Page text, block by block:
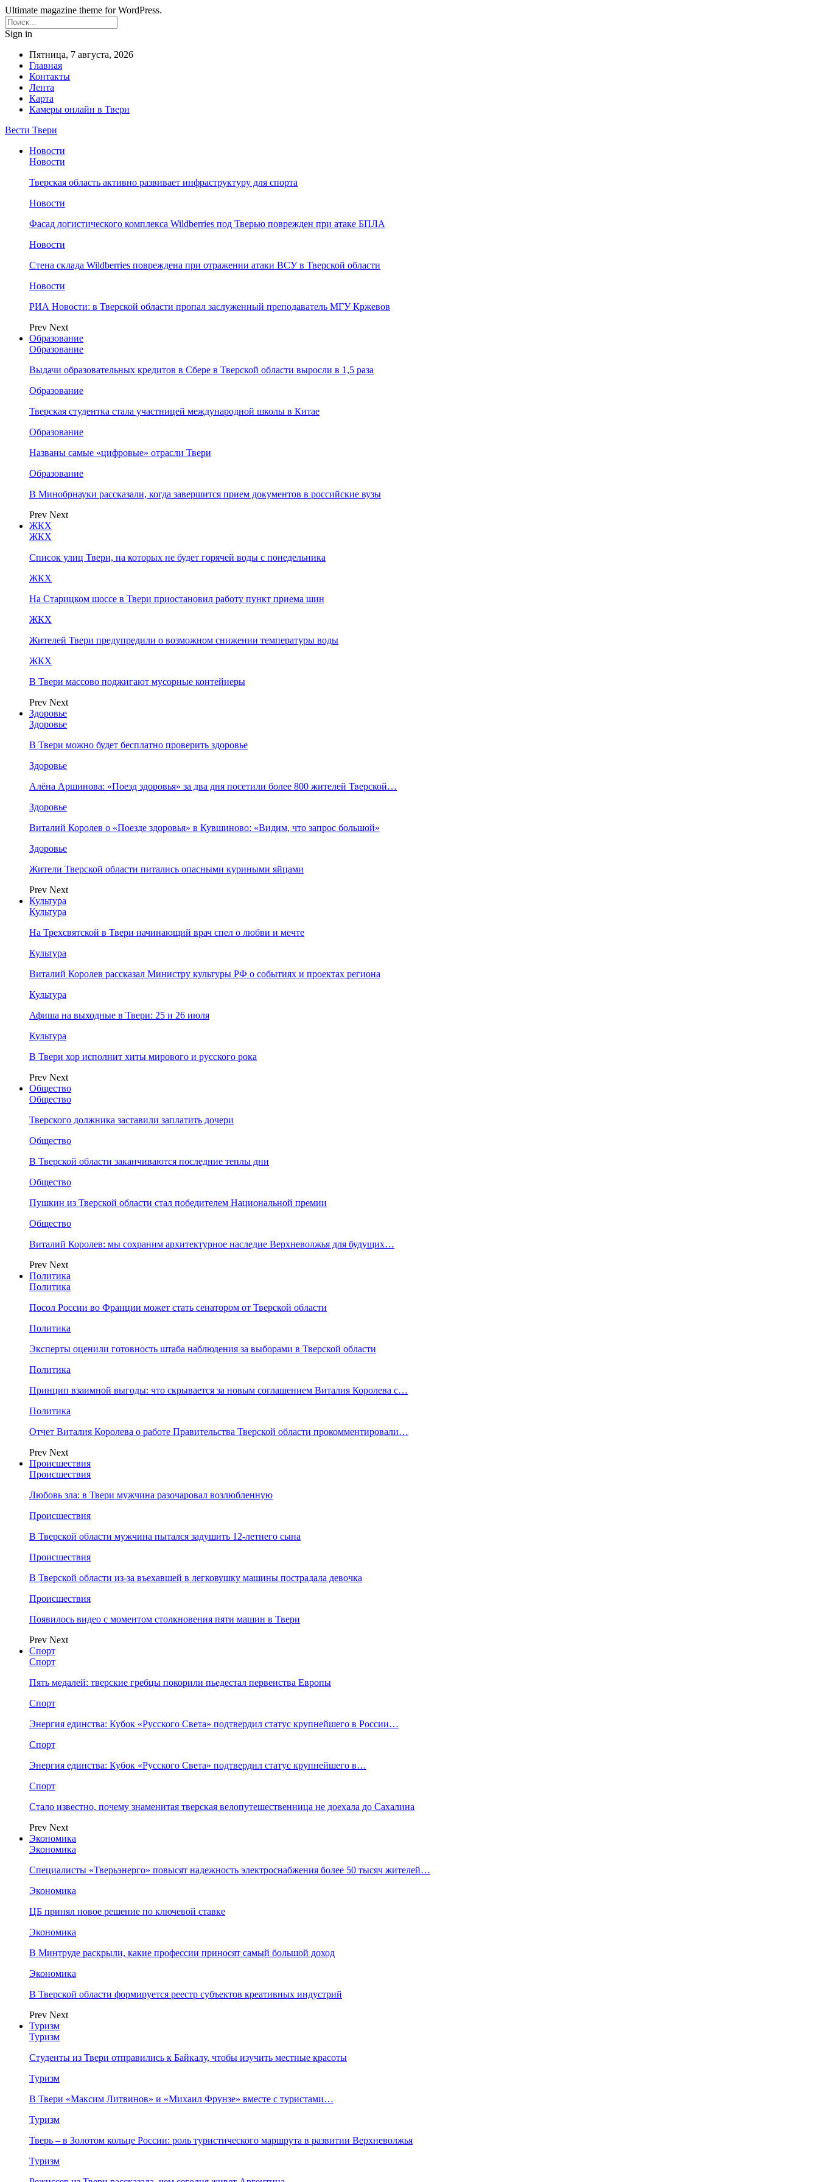
Ultimate magazine theme for WordPress.
Sign in
Пятница, 7 августа, 2026
Главная
Контакты
Лента
Карта
Камеры онлайн в Твери
Вести Твери
Новости
Новости
Тверская область активно развивает инфраструктуру для спорта
Новости
Фасад логистического комплекса Wildberries под Тверью поврежден при атаке БПЛА
Новости
Стена склада Wildberries повреждена при отражении атаки ВСУ в Тверской области
Новости
РИА Новости: в Тверской области пропал заслуженный преподаватель МГУ Кржевов
Prev Next
Образование
Образование
Выдачи образовательных кредитов в Сбере в Тверской области выросли в 1,5 раза
Образование
Тверская студентка стала участницей международной школы в Китае
Образование
Названы самые «цифровые» отрасли Твери
Образование
В Минобрнауки рассказали, когда завершится прием документов в российские вузы
Prev Next
ЖКХ
ЖКХ
Список улиц Твери, на которых не будет горячей воды с понедельника
ЖКХ
На Старицком шоссе в Твери приостановил работу пункт приема шин
ЖКХ
Жителей Твери предупредили о возможном снижении температуры воды
ЖКХ
В Твери массово поджигают мусорные контейнеры
Prev Next
Здоровье
Здоровье
В Твери можно будет бесплатно проверить здоровье
Здоровье
Алёна Аршинова: «Поезд здоровья» за два дня посетили более 800 жителей Тверской…
Здоровье
Виталий Королев о «Поезде здоровья» в Кувшиново: «Видим, что запрос большой»
Здоровье
Жители Тверской области питались опасными куриными яйцами
Prev Next
Культура
Культура
На Трехсвятской в Твери начинающий врач спел о любви и мечте
Культура
Виталий Королев рассказал Министру культуры РФ о событиях и проектах региона
Культура
Афиша на выходные в Твери: 25 и 26 июля
Культура
В Твери хор исполнит хиты мирового и русского рока
Prev Next
Общество
Общество
Тверского должника заставили заплатить дочери
Общество
В Тверской области заканчиваются последние теплы дни
Общество
Пушкин из Тверской области стал победителем Национальной премии
Общество
Виталий Королев: мы сохраним архитектурное наследие Верхневолжья для будущих…
Prev Next
Политика
Политика
Посол России во Франции может стать сенатором от Тверской области
Политика
Эксперты оценили готовность штаба наблюдения за выборами в Тверской области
Политика
Принцип взаимной выгоды: что скрывается за новым соглашением Виталия Королева с…
Политика
Отчет Виталия Королева о работе Правительства Тверской области прокомментировали…
Prev Next
Происшествия
Происшествия
Любовь зла: в Твери мужчина разочаровал возлюбленную
Происшествия
В Тверской области мужчина пытался задушить 12-летнего сына
Происшествия
В Тверской области из-за въехавшей в легковушку машины пострадала девочка
Происшествия
Появилось видео с моментом столкновения пяти машин в Твери
Prev Next
Спорт
Спорт
Пять медалей: тверские гребцы покорили пьедестал первенства Европы
Спорт
Энергия единства: Кубок «Русского Света» подтвердил статус крупнейшего в России…
Спорт
Энергия единства: Кубок «Русского Света» подтвердил статус крупнейшего в…
Спорт
Стало известно, почему знаменитая тверская велопутешественница не доехала до Сахалина
Prev Next
Экономика
Экономика
Специалисты «Тверьэнерго» повысят надежность электроснабжения более 50 тысяч жителей…
Экономика
ЦБ принял новое решение по ключевой ставке
Экономика
В Минтруде раскрыли, какие профессии приносят самый большой доход
Экономика
В Тверской области формируется реестр субъектов креативных индустрий
Prev Next
Туризм
Туризм
Студенты из Твери отправились к Байкалу, чтобы изучить местные красоты
Туризм
В Твери «Максим Литвинов» и «Михаил Фрунзе» вместе с туристами…
Туризм
Тверь – в Золотом кольце России: роль туристического маршрута в развитии Верхневолжья
Туризм